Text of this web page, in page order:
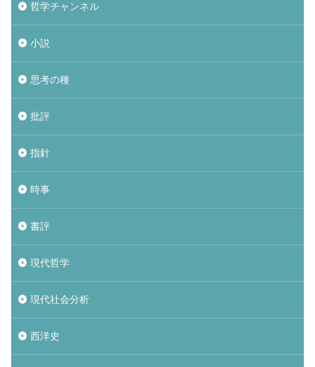
哲学チャンネル
小説
思考の種
批評
指針
時事
書評
現代哲学
現代社会分析
西洋史